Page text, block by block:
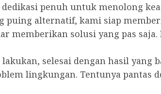
penuh untuk menolong
puing alternatif, kami siap
memberikan solusi yang pas
selesai dengan hasil yang
lingkungan. Tentunya pantas